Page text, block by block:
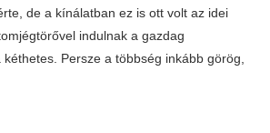
de a kínálatban ez is ott volt az idei
indulnak a gazdag
Persze a többség inkább görög,